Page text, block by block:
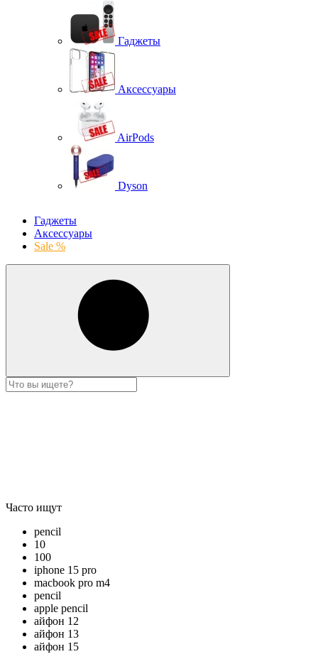
Гаджеты
Аксессуары
AirPods
Dyson
Гаджеты
Аксессуары
Sale %
Часто ищут
pencil
10
100
iphone 15 pro
macbook pro m4
pencil
apple pencil
айфон 12
айфон 13
айфон 15